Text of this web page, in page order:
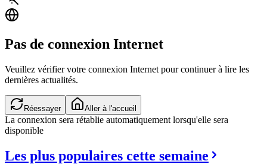
Pas de connexion Internet
Veuillez vérifier votre connexion Internet pour continuer à lire les
dernières actualités.
Réessayer Aller à l'accueil
La connexion sera rétablie automatiquement lorsqu'elle sera
disponible
Les plus populaires cette semaine